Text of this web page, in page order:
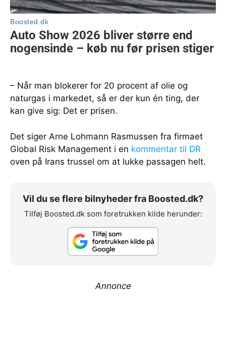
– Når man blokerer for 20 procent af olie og
naturgas i markedet, så er der kun én ting, der
kan give sig: Det er prisen.
Det siger Arne Lohmann Rasmussen fra firmaet
Global Risk Management i en kommentar til DR
oven på Irans trussel om at lukke passagen helt.
Vil du se flere bilnyheder fra Boosted.dk?
Tilføj Boosted.dk som foretrukken kilde herunder:
Annonce